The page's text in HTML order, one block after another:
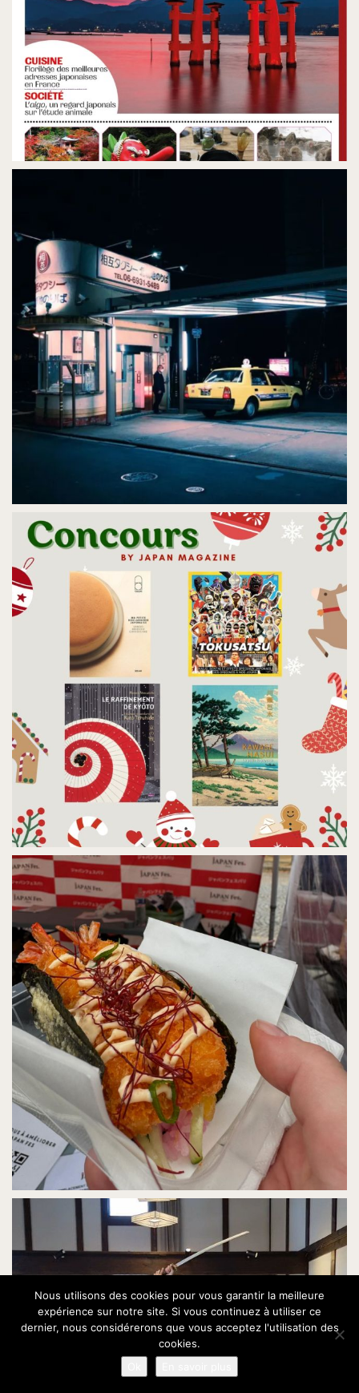
Nous utilisons des cookies pour vous garantir la meilleure
expérience sur notre site. Si vous continuez à utiliser ce
dernier, nous considérerons que vous acceptez l'utilisation des
cookies.